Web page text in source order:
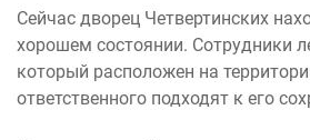
Сейчас дворец Четвертинских
хорошем состоянии. Сотрудники
который расположен на
ответственного подходят к его